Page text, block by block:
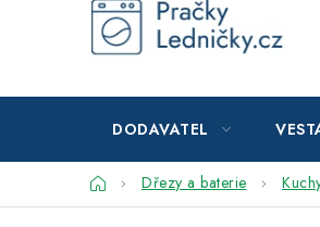
DODAVATEL
DomůDřezy a baterie